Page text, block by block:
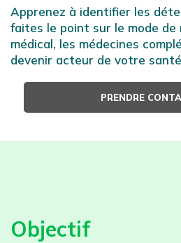
Apprenez à identifier les
faites le point sur le mode de
médical, les médecines
devenir acteur de votre
PRENDRE
Objectif